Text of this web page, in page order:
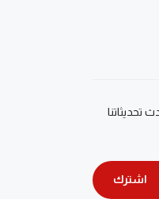
تحديثاتنا
اشترك